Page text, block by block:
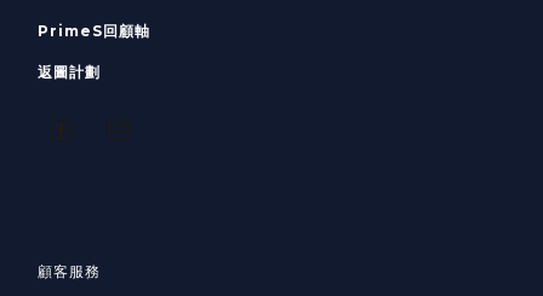
PrimeS回顧軸
返圖計劃
顧客服務